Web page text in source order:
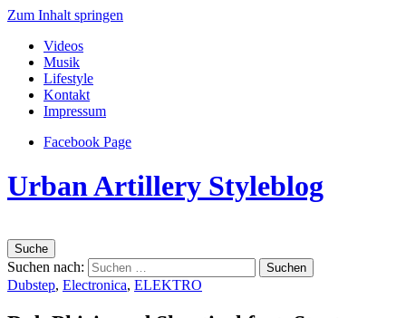
Zum Inhalt springen
Videos
Musik
Lifestyle
Kontakt
Impressum
Facebook Page
Urban Artillery Styleblog
Suche
Suchen nach:
Dubstep, Electronica, ELEKTRO